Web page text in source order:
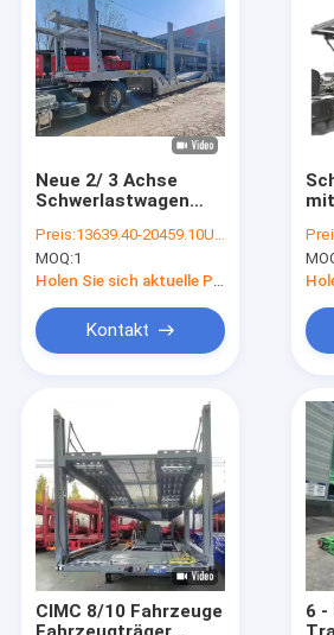
Produkte
Über uns
Fabrik Tour
Qualitätskontrolle
Neue 2/ 3 Achse
Schwerlastwagen
Nutzfahrzeug Träger
Semi-Anhänger
Preis:13639.40-20459.10USD/Unit
MOQ:1
Holen Sie sich aktuelle Preis
Kontakt
6-
CIMC 8/10 Fahrzeuge
6 -